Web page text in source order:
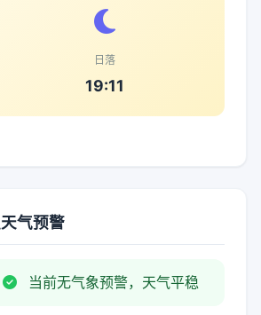
日落
19:11
天气预警
当前无气象预警，天气平稳